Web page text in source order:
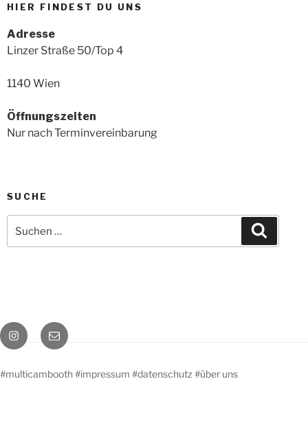
HIER FINDEST DU UNS
Adresse
Linzer Straße 50/Top 4
1140 Wien
Öffnungszeiten
Nur nach Terminvereinbarung
SUCHE
nach:
Instagram
E-
Mail
#multicambooth#impressum #datenschutz #über uns